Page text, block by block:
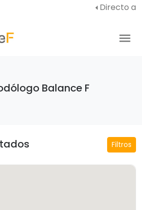
Directo a
Balance F
Filtros